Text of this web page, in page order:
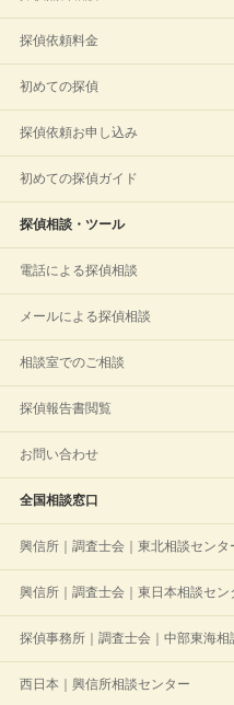
探偵依頼料金
初めての探偵
探偵依頼お申し込み
初めての探偵ガイド
探偵相談・ツール
電話による探偵相談
メールによる探偵相談
相談室でのご相談
探偵報告書閲覧
お問い合わせ
全国相談窓口
興信所｜調査士会｜東北相談センタ
興信所｜調査士会｜東日本相談セン
探偵事務所｜調査士会｜中部東海相
西日本｜興信所相談センター